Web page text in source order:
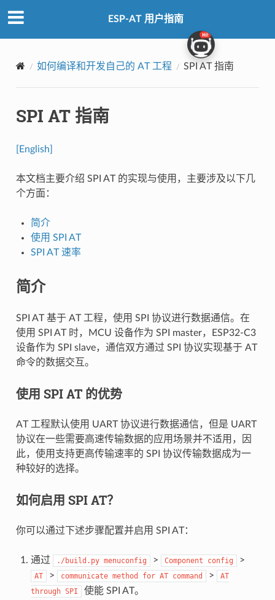
ESP-AT 用户指南
如何编译和开发自己的 AT 工程 SPI AT 指南
SPI AT 指南
[English]
本文档主要介绍 SPI AT 的实现与使用，主要涉及以下几
个方面：
简介
使用 SPI AT
SPI AT 速率
简介
SPI AT 基于 AT 工程，使用 SPI 协议进行数据通信。在
使用 SPI AT 时，MCU 设备作为 SPI master，ESP32-C3
设备作为 SPI slave，通信双方通过 SPI 协议实现基于 AT
命令的数据交互。
使用 SPI AT 的优势
AT 工程默认使用 UART 协议进行数据通信，但是 UART
协议在一些需要高速传输数据的应用场景并不适用，因
此，使用支持更高传输速率的 SPI 协议传输数据成为一
种较好的选择。
如何启用 SPI AT？
你可以通过下述步骤配置并启用 SPI AT：
通过 ./build.py menuconfig > Component config >
AT > communicate method for AT command >
AT
through SPI
使能 SPI AT。